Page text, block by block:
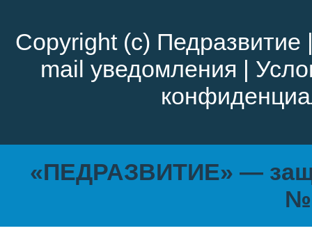
Copyright (c) Педразвитие
mail уведомления |
«ПЕДРАЗВИТИЕ» —